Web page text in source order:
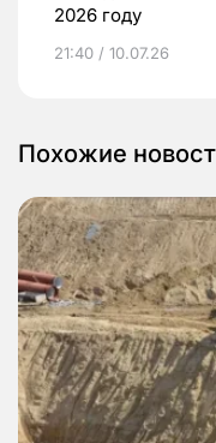
2026 году
21:40 / 10.07.26
Похожие